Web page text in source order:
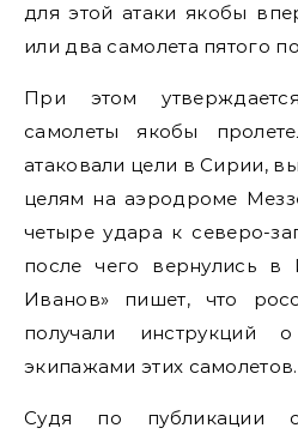
для этой атаки якобы
или два самолета пятого
При этом
самолеты якобы
атаковали цели в Сирии,
целям на аэродроме
четыре удара к северо-
после чего вернулись в
Иванов» пишет, что
получали инструкций
экипажами этих самолетов.
Судя по публикации